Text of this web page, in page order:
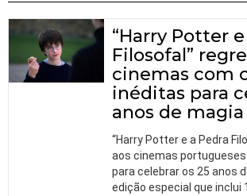
“Harry Potter
Filosofal”
cinemas com
inéditas para
anos de magia
“Harry Potter e a Pedra
aos cinemas
para celebrar os 25 anos
edição especial que inclui